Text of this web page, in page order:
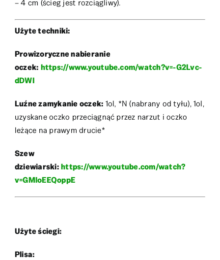
– 4 cm (ścieg jest rozciągliwy).
Użyte techniki:
Prowizoryczne nabieranie
oczek: https://www.youtube.com/watch?v=-G2Lvc-
dDWI
Luźne zamykanie oczek: 1ol, *N (nabrany od tyłu), 1ol,
uzyskane oczko przeciągnąć przez narzut i oczko
leżące na prawym drucie*
Szew
dziewiarski: https://www.youtube.com/watch?
v=GMloEEQoppE
Użyte ściegi:
Plisa: